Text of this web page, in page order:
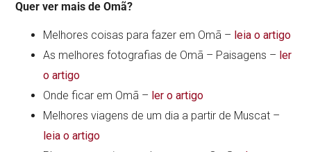
Quer ver mais de Omã?
Melhores coisas para fazer em Omã – leia o artigo
As melhores fotografias de Omã – Paisagens – ler
o artigo
Onde ficar em Omã – ler o artigo
Melhores viagens de um dia a partir de Muscat –
leia o artigo